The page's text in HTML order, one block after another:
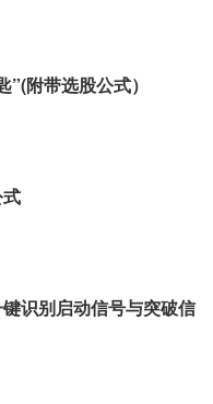
附带选股公式）
键识别启动信号与突破信